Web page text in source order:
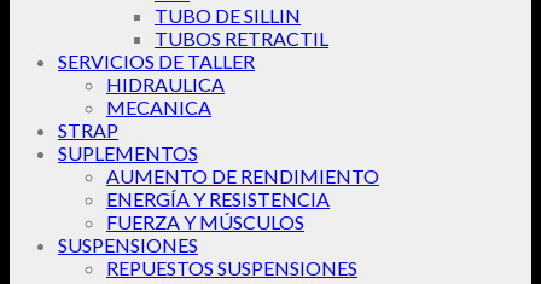
TUBO DE SILLIN
TUBOS RETRACTIL
SERVICIOS DE TALLER
HIDRAULICA
MECANICA
STRAP
SUPLEMENTOS
AUMENTO DE RENDIMIENTO
ENERGÍA Y RESISTENCIA
FUERZA Y MÚSCULOS
SUSPENSIONES
REPUESTOS SUSPENSIONES